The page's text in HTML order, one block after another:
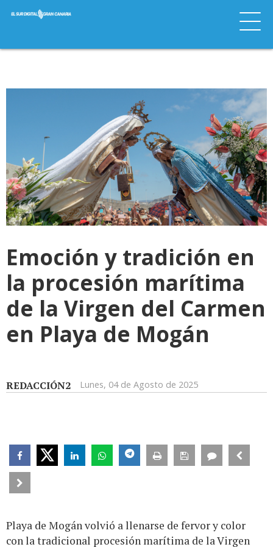
Emoción y tradición en
la procesión marítima
de la Virgen del Carmen
en Playa de Mogán
REDACCIÓN2 Lunes, 04 de Agosto de 2025
Playa de Mogán volvió a llenarse de fervor y color
con la tradicional procesión marítima de la Virgen